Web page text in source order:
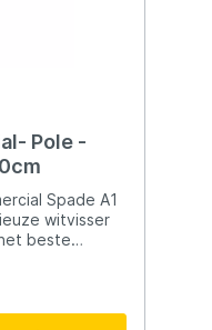
Pole -
Spade A1
witvisser
beste
Spade
als kracht.